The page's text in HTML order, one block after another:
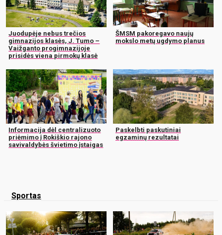
Juodupėje nebus trečios
gimnazijos klasės, J. Tumo –
Vaižganto progimnazijoje
prisidės viena pirmokų klasė
ŠMSM pakoregavo naujų
mokslo metų ugdymo planus
Informacija dėl centralizuoto
priėmimo į Rokiškio rajono
savivaldybės švietimo įstaigas
Paskelbti paskutiniai
egzaminų rezultatai
Sportas